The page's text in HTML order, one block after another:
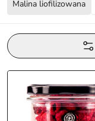
Malina liofilizowana